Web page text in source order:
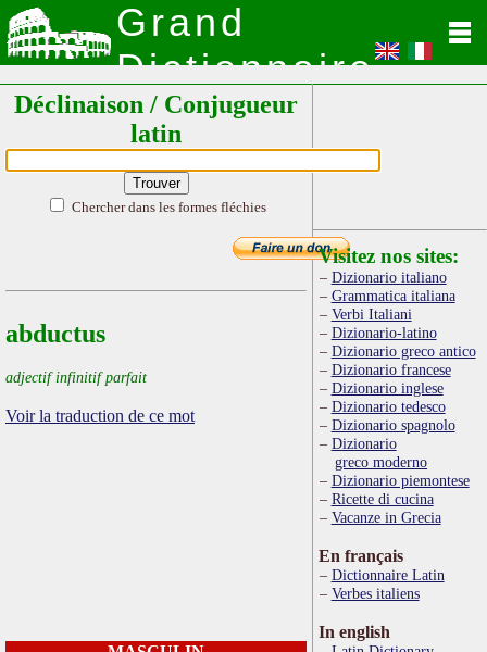
Grand
Dictionnaire
Latin
Déclinaison / Conjugueur
latin
Chercher dans les formes fléchies
abductus
adjectif infinitif parfait
Voir la traduction de ce mot
Visitez nos sites:
Dizionario italiano
Grammatica italiana
Verbi Italiani
Dizionario-latino
Dizionario greco antico
Dizionario francese
Dizionario inglese
Dizionario tedesco
Dizionario spagnolo
Dizionario
greco moderno
Dizionario piemontese
Ricette di cucina
Vacanze in Grecia
En français
Dictionnaire Latin
Verbes italiens
In english